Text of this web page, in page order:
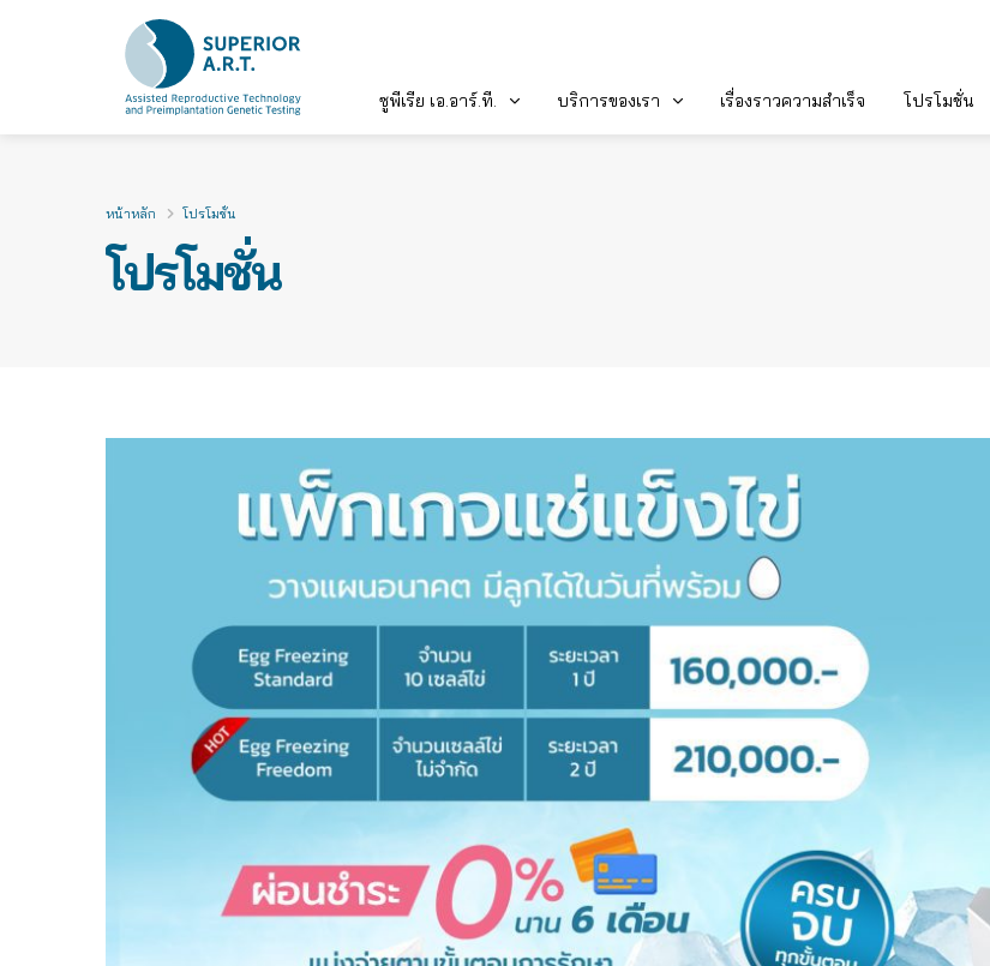
ซูพีเรีย เอ.อาร์.ที. บริการของเรา เรื่องราวความสำเร็จ โปรโมชั่น
โปรโมชั่น
หน้าหลัก โปรโมชั่น